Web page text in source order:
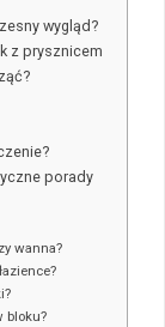
wygląd?
z prysznicem
porady
wanna?
bloku?